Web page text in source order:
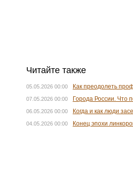
Читайте также
05.05.2026 00:00 Как преодолеть
07.05.2026 00:00 Города России. Что
06.05.2026 00:00 Когда и как люди
04.05.2026 00:00 Конец эпохи